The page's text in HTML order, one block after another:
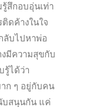
รู้สึกอบอุ่นเท่า
ติดค้างในใจ
ลับไปหาพ่อ
งมีความสุขกับ
รู้ได้ว่า
ก ๆ อยู่กับคน
บสนุนกัน แค่